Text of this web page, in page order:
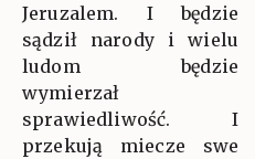
Jeruzalem. I będzie
sądził narody i wielu
ludom będzie
wymierzał
sprawiedliwość. I
przekują miecze swe